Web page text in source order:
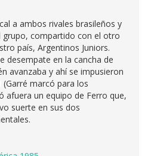
a ambos rivales brasileños y
compartido con el otro
país, Argentinos Juniors.
desempate en la cancha de
avanzaba y ahí se impusieron
marcó para los
afuera un equipo de Ferro que,
suerte en sus dos